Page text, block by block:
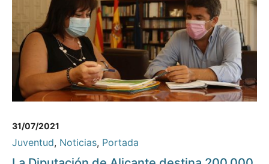
31/07/2021
Juventud, Noticias, Portada